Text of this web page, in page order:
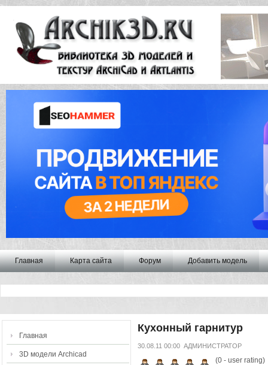
Главная Карта сайта Форум Добавить модель
Главная
3D модели Archicad
Кухонный гарнитур
30.08.11 00:00 АДМИНИСТРАТОР
(0- user rating)